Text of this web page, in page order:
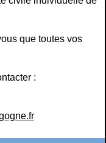
que toutes vos
: